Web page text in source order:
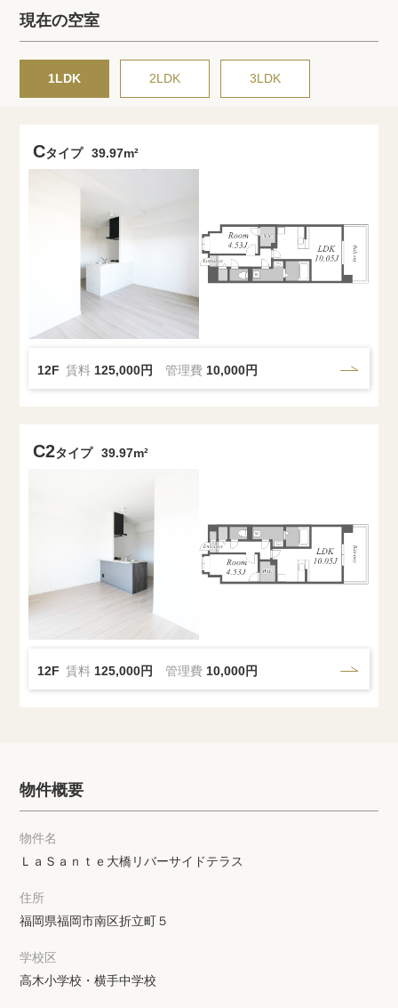
プライバシーポリシー
現在の空室
1LDK 2LDK 3LDK
Cタイプ 39.97m²
12F 賃料 125,000円 管理費 10,000円
C2タイプ 39.97m²
12F 賃料 125,000円 管理費 10,000円
物件概要
物件名
ＬａＳａｎｔｅ大橋リバーサイドテラス
住所
福岡県福岡市南区折立町５
学校区
高木小学校・横手中学校